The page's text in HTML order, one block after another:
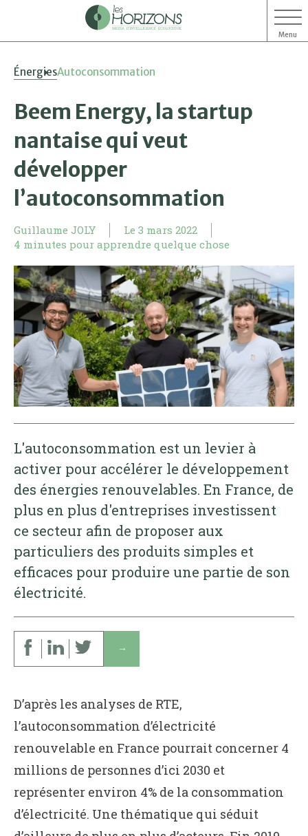
Menu
ÉnergiesAutoconsommation
Beem Energy, la startup
nantaise qui veut
développer
l’autoconsommation
Guillaume JOLY Le 3 mars 2022
4 minutes pour apprendre quelque chose
L'autoconsommation est un levier à
activer pour accélérer le développement
des énergies renouvelables. En France, de
plus en plus d'entreprises investissent
ce secteur afin de proposer aux
particuliers des produits simples et
efficaces pour produire une partie de son
électricité.
↓
D’après les analyses de RTE,
l’autoconsommation d’électricité
renouvelable en France pourrait concerner 4
millions de personnes d’ici 2030 et
représenter environ 4% de la consommation
d’électricité. Une thématique qui séduit